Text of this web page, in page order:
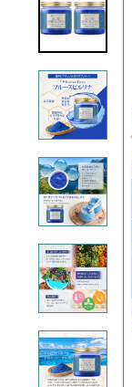
F
a
r
m
s
J
a
p
a
n